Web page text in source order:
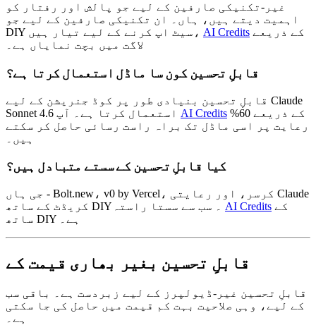
غیر-تکنیکی صارفین کے لیے جو پالش اور رفتار کو
اہمیت دیتے ہیں، ہاں۔ ان تکنیکی صارفین کے لیے جو
DIY سیٹ اپ کرنے کے لیے تیار ہیں، AI Credits
لاگت میں بچت نمایاں ہے۔
قابلِ تحسین کون سا ماڈل استعمال کرتا ہے؟
قابلِ تحسین بنیادی طور پر کوڈ جنریشن کے لیے Claude
AI Credits
رعایت پر اسی ماڈل تک براہ راست رسائی حاصل کر سکتے
ہیں۔
کیا قابلِ تحسین کے سستے متبادل ہیں؟
جی ہاں - Bolt.new، v0 by Vercel، کرسر، اور رعایتی Claude
AI Credits
ساتھ DIY ہے۔
قابلِ تحسین بغیر بھاری قیمت کے
قابلِ تحسین غیر-ڈیولپرز کے لیے زبردست ہے۔ باقی سب
کے لیے، وہی صلاحیت بہت کم قیمت میں حاصل کی جا سکتی
ہے۔